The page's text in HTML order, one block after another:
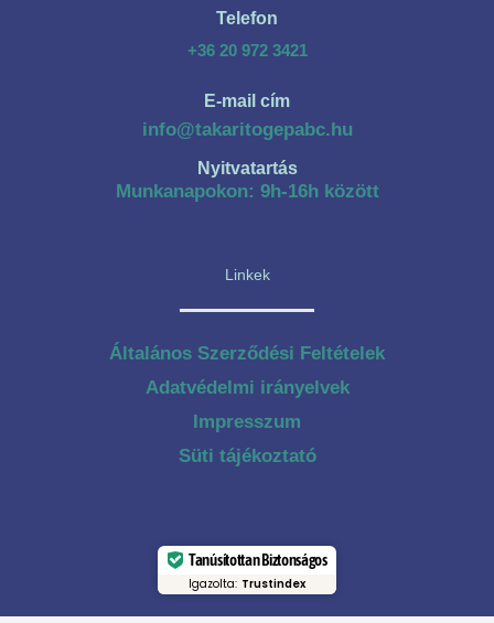
Telefon
+36 20 972 3421
E-mail cím
info@takaritogepabc.hu
Nyitvatartás
Munkanapokon: 9h-16h között
Linkek
Általános Szerződési Feltételek
Adatvédelmi irányelvek
Impresszum
Süti tájékoztató
Tanúsítottan Biztonságos
Igazolta: Trustindex